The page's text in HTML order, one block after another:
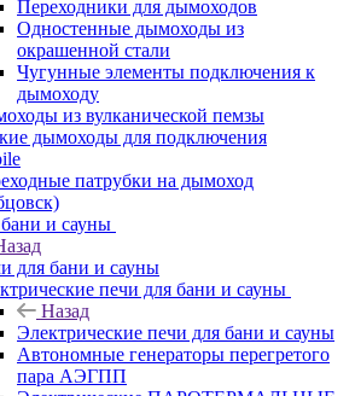
Переходники для дымоходов
Одностенные дымоходы из
окрашенной стали
Чугунные элементы подключения к
дымоходу
из вулканической пемзы
дымоходы для подключения
патрубки на дымоход
и сауны
для бани и сауны
печи для бани и сауны
Назад
Электрические печи для бани и сауны
Автономные генераторы перегретого
пара АЭГПП